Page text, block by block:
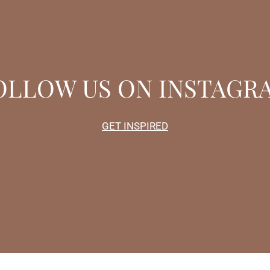
US ON
GET INSPIRED